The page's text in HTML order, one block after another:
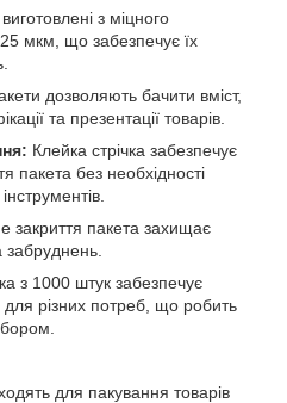
з міцного
мкм, що забезпечує їх
дозволяють бачити вміст,
та презентації товарів.
Клейка стрічка забезпечує
пакета без необхідності
закриття пакета захищає
забруднень.
з 1000 штук забезпечує
для різних потреб, що робить
для пакування товарів